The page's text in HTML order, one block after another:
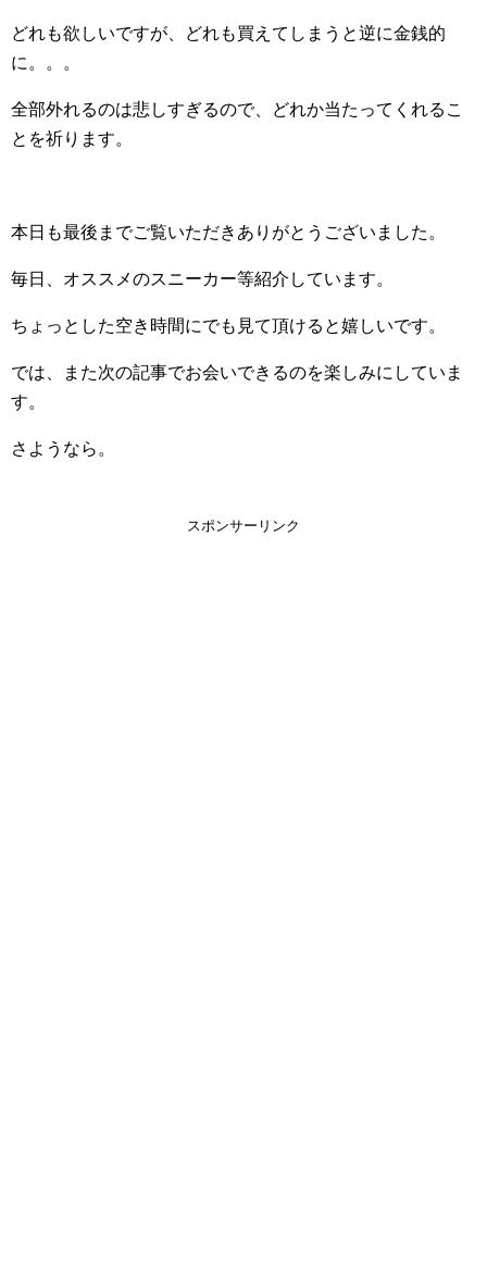
どれも欲しいですが、どれも買えてしまうと逆に金銭的
に。。。
全部外れるのは悲しすぎるので、どれか当たってくれるこ
とを祈ります。
本日も最後までご覧いただきありがとうございました。
毎日、オススメのスニーカー等紹介しています。
ちょっとした空き時間にでも見て頂けると嬉しいです。
では、また次の記事でお会いできるのを楽しみにしていま
す。
さようなら。
スポンサーリンク